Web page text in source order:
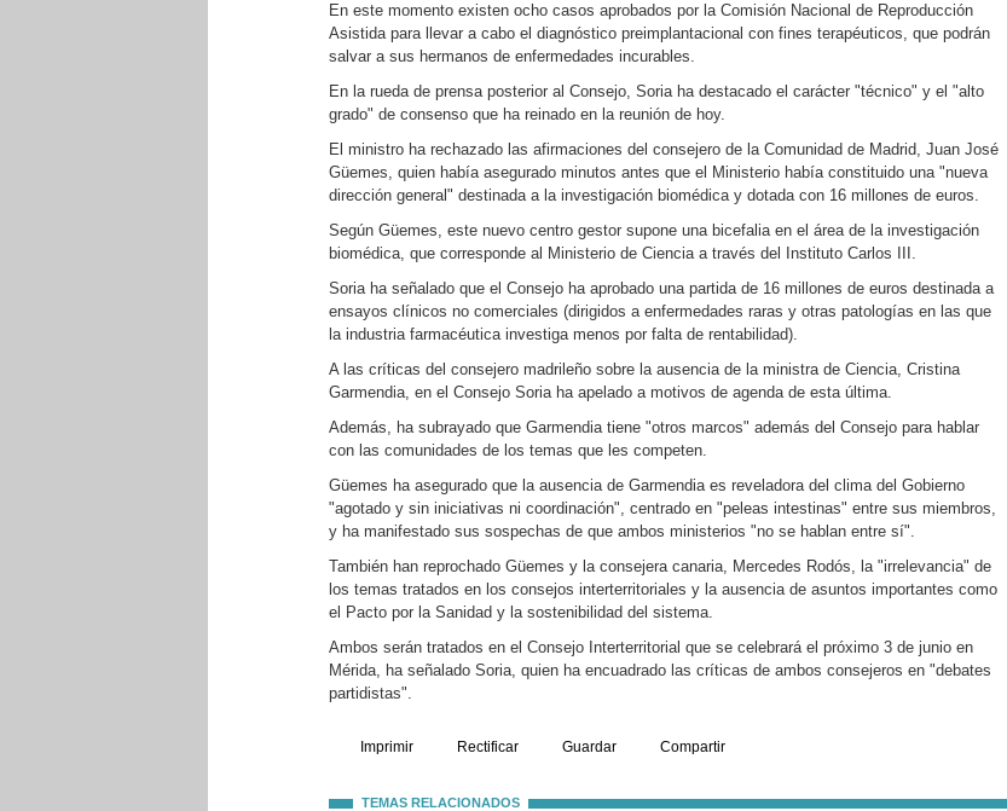
En este momento existen ocho casos aprobados por la Comisión Nacional de Reproducción
Asistida para llevar a cabo el diagnóstico preimplantacional con fines terapéuticos, que podrán
salvar a sus hermanos de enfermedades incurables.
En la rueda de prensa posterior al Consejo, Soria ha destacado el carácter "técnico" y el "alto
grado" de consenso que ha reinado en la reunión de hoy.
El ministro ha rechazado las afirmaciones del consejero de la Comunidad de Madrid, Juan José
Güemes, quien había asegurado minutos antes que el Ministerio había constituido una "nueva
dirección general" destinada a la investigación biomédica y dotada con 16 millones de euros.
Según Güemes, este nuevo centro gestor supone una bicefalia en el área de la investigación
biomédica, que corresponde al Ministerio de Ciencia a través del Instituto Carlos III.
Soria ha señalado que el Consejo ha aprobado una partida de 16 millones de euros destinada a
ensayos clínicos no comerciales (dirigidos a enfermedades raras y otras patologías en las que
la industria farmacéutica investiga menos por falta de rentabilidad).
A las críticas del consejero madrileño sobre la ausencia de la ministra de Ciencia, Cristina
Garmendia, en el Consejo Soria ha apelado a motivos de agenda de esta última.
Además, ha subrayado que Garmendia tiene "otros marcos" además del Consejo para hablar
con las comunidades de los temas que les competen.
Güemes ha asegurado que la ausencia de Garmendia es reveladora del clima del Gobierno
"agotado y sin iniciativas ni coordinación", centrado en "peleas intestinas" entre sus miembros,
y ha manifestado sus sospechas de que ambos ministerios "no se hablan entre sí".
También han reprochado Güemes y la consejera canaria, Mercedes Rodós, la "irrelevancia" de
los temas tratados en los consejos interterritoriales y la ausencia de asuntos importantes como
el Pacto por la Sanidad y la sostenibilidad del sistema.
Ambos serán tratados en el Consejo Interterritorial que se celebrará el próximo 3 de junio en
Mérida, ha señalado Soria, quien ha encuadrado las críticas de ambos consejeros en "debates
partidistas".
Imprimir Rectificar Guardar Compartir
TEMAS RELACIONADOS